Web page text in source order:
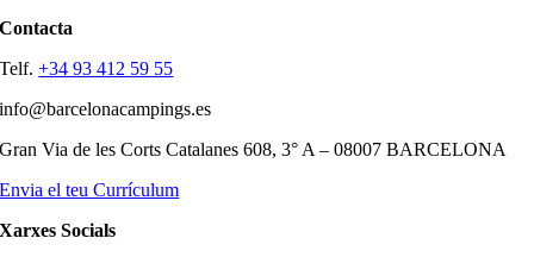
Contacta
Telf.+34 93 412 59 55
info@barcelonacampings.es
Gran Via de les Corts Catalanes 608, 3° A – 08007 BARCELONA
Envia el teu Currículum
Xarxes Socials